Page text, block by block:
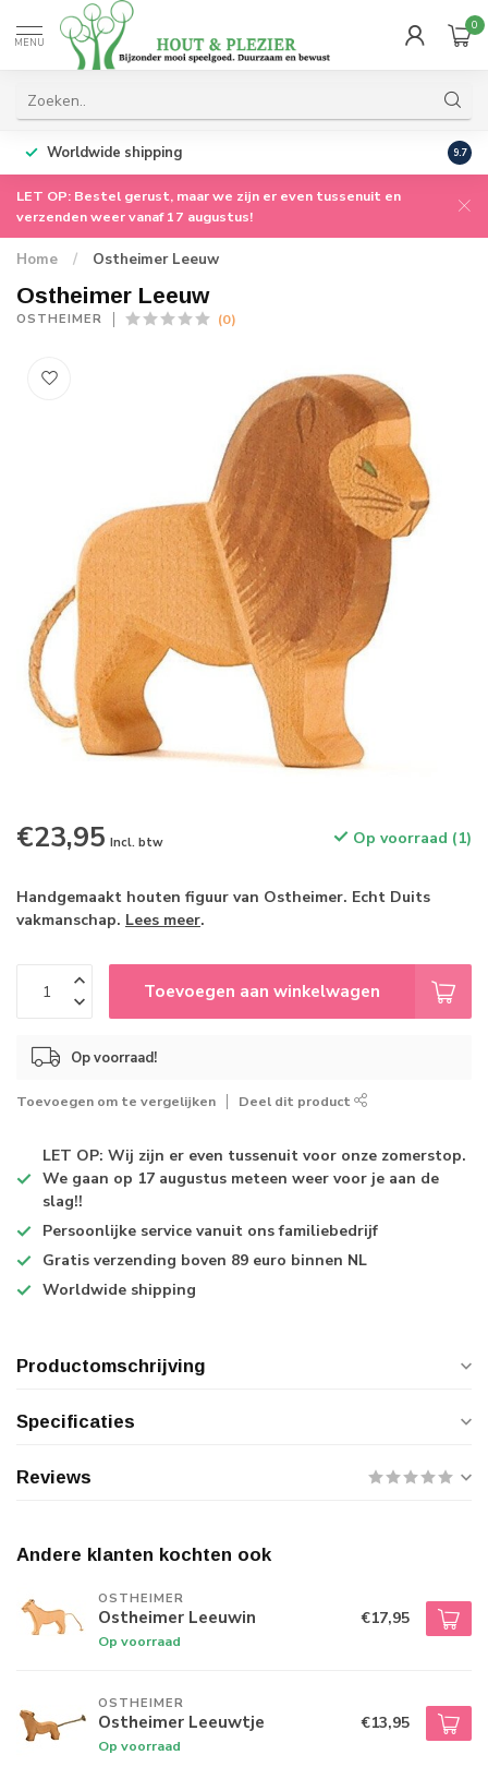
MENU
0
Worldwide shipping 9.7
LET OP: Bestel gerust, maar we zijn er even tussenuit en
verzenden weer vanaf 17 augustus!
Home / Ostheimer Leeuw
Ostheimer Leeuw
OSTHEIMER (0)
€23,95 Incl. btw Op voorraad (1)
Handgemaakt houten figuur van Ostheimer. Echt Duits
vakmanschap. Lees meer.
Toevoegen aan winkelwagen
Op voorraad!
Toevoegen om te vergelijken Deel dit product
LET OP: Wij zijn er even tussenuit voor onze zomerstop.
We gaan op 17 augustus meteen weer voor je aan de
slag!!
Persoonlijke service vanuit ons familiebedrijf
Gratis verzending boven 89 euro binnen NL
Worldwide shipping
Productomschrijving
Specificaties
Reviews
Andere klanten kochten ook
OSTHEIMER
Ostheimer Leeuwin
Op voorraad
€17,95
OSTHEIMER
Ostheimer Leeuwtje
Op voorraad
€13,95